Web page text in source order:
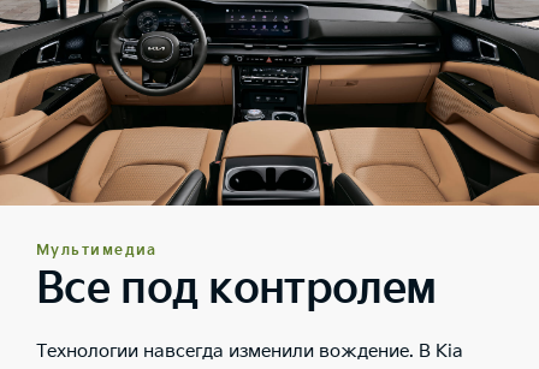
Мультимедиа
Все под контролем
Технологии навсегда изменили вождение. В Kia